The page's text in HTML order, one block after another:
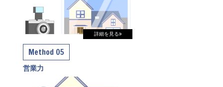
詳細を見る
Method 05
営業力